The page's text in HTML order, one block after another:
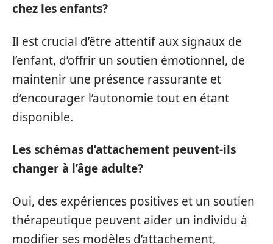
chez les enfants?
Il est crucial d’être attentif aux signaux de
l’enfant, d’offrir un soutien émotionnel, de
maintenir une présence rassurante et
d’encourager l’autonomie tout en étant
disponible.
Les schémas d’attachement peuvent-ils
changer à l’âge adulte?
Oui, des expériences positives et un soutien
thérapeutique peuvent aider un individu à
modifier ses modèles d’attachement,